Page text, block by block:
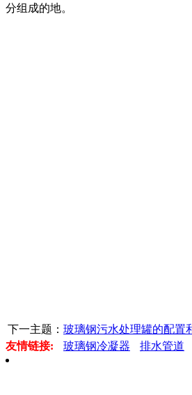
分组成的地。
下一主题： 玻璃钢污水处理罐的配置
友情链接:
玻璃钢冷凝器 排水管道